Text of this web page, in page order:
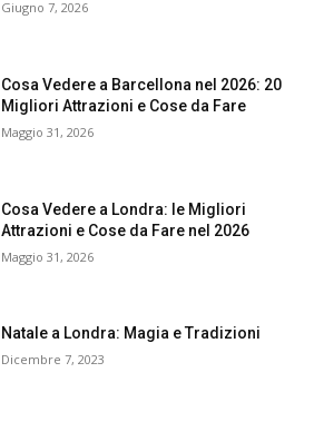
Giugno 7, 2026
Cosa Vedere a Barcellona nel 2026: 20
Migliori Attrazioni e Cose da Fare
Maggio 31, 2026
Cosa Vedere a Londra: le Migliori
Attrazioni e Cose da Fare nel 2026
Maggio 31, 2026
Natale a Londra: Magia e Tradizioni
Dicembre 7, 2023